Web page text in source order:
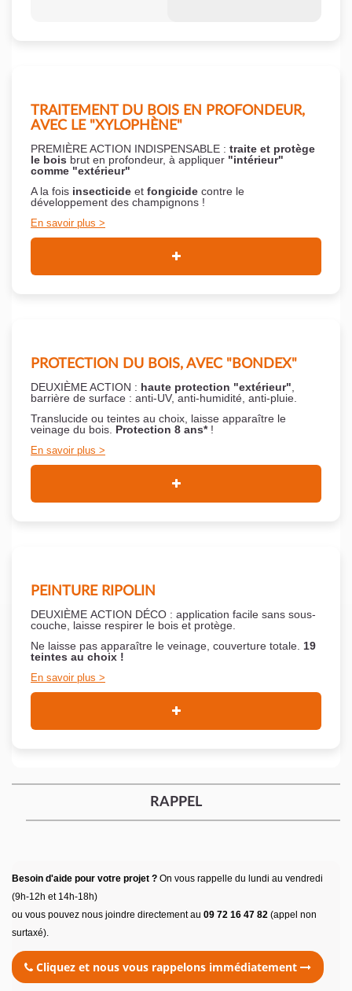
TRAITEMENT DU BOIS EN PROFONDEUR,
AVEC LE "XYLOPHÈNE"
PREMIÈRE ACTION INDISPENSABLE : traite et protège
le bois brut en profondeur, à appliquer "intérieur"
comme "extérieur"
A la fois insecticide et fongicide contre le
développement des champignons !
En savoir plus
PROTECTION DU BOIS, AVEC "BONDEX"
DEUXIÈME ACTION : haute protection "extérieur"
barrière de surface : anti-UV, anti-humidité, anti-pluie.
Translucide ou teintes au choix, laisse apparaître le
veinage du bois. Protection 8 ans*!
En savoir plus
PEINTURE RIPOLIN
DEUXIÈME ACTION DÉCO : application facile sans sous-
couche, laisse respirer le bois et protège.
Ne laisse pas apparaître le veinage, couverture totale. 19
teintes au choix !
En savoir plus
RAPPEL
Besoin d'aide pour votre projet ? On vous rappelle du lundi au vendredi
(9h-12h et 14h-18h)
ou vous pouvez nous joindre directement au 09 72 16 47 82 (appel non
surtaxé).
Cliquez et nous vous rappelons immédiatement